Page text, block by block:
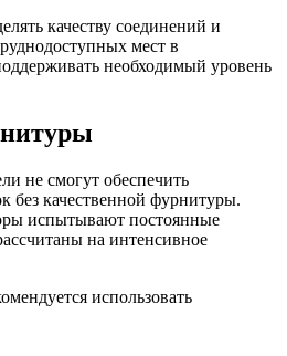
качеству соединений и
мест в
необходимый уровень
не смогут обеспечить
без качественной фурнитуры.
испытывают постоянные
на интенсивное
использовать